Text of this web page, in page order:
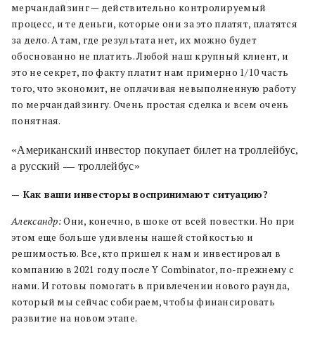
мерчандайзинг — действительно контролируемый
процесс, и те деньги, которые они за это платят, платятся
за дело. А там, где результата нет, их можно будет
обоснованно не платить. Любой наш крупный клиент, и
это не секрет, по факту платит нам примерно 1/10 часть
того, что экономит, не оплачивая невыполненную работу
по мерчандайзингу. Очень простая сделка и всем очень
понятная.
«Американский инвестор покупает билет на троллейбус,
а русский — троллейбус»
— Как ваши инвесторы воспринимают ситуацию?
Александр:Они, конечно, в шоке от всей повестки. Но при
этом еще больше удивлены нашей стойкостью и
решимостью. Все, кто пришел к нам и инвестировал в
компанию в 2021 году после Y Combinator, по-прежнему с
нами. И готовы помогать в привлечении нового раунда,
который мы сейчас собираем, чтобы финансировать
развитие на новом этапе.